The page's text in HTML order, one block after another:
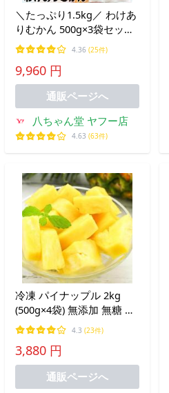
＼たっぷり1.5kg／ わけあ
りむかん 500g×3袋セット
送料無料 冷凍みかん みか
ん 冷凍フルーツ 国産 訳あ
り お中元
4.36 (25件)
9,960 円
通販ページへ
八ちゃん堂 ヤフー店
4.63 (63件)
冷凍 パイナップル 2kg
(500g×4袋) 無添加 無糖 カ
ット済み 冷凍 スナックパ
イン 砂糖不使用 添加物不
使用 爆買
4.3 (23件)
3,880 円
通販ページへ